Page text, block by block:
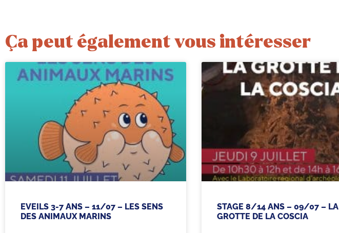
Ça peut également vous intéresser
EVEILS 3-7 ANS – 11/07 – LES SENS
DES ANIMAUX MARINS
STAGE 8/14 ANS – 09/07 – LA
GROTTE DE LA COSCIA